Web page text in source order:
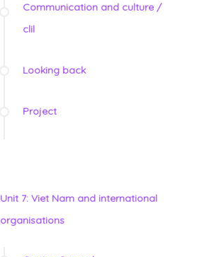
Communication and culture /
clil
Looking back
Project
Unit 7: Viet Nam and international
organisations